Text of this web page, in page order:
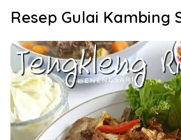
Resep Gulai Kambing